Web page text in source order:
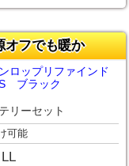
オフでも暖か
ロップリファインド
ブラック
リーセット
可能